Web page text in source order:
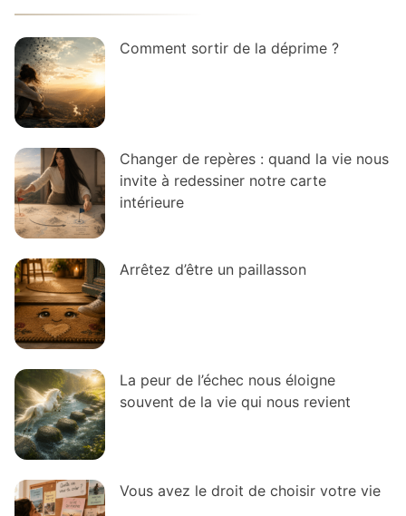
Comment sortir de la déprime ?
Changer de repères : quand la vie nous
invite à redessiner notre carte
intérieure
Arrêtez d’être un paillasson
La peur de l’échec nous éloigne
souvent de la vie qui nous revient
Vous avez le droit de choisir votre vie